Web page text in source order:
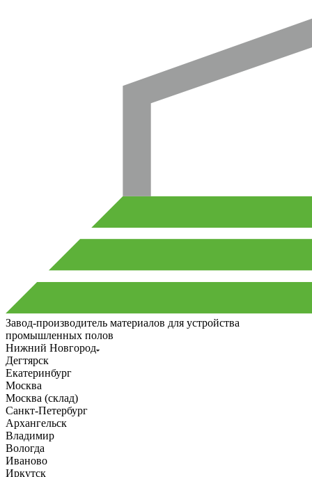
Завод-производитель материалов для устройства
промышленных полов
Нижний Новгород
Дегтярск
Екатеринбург
Москва
Москва (склад)
Санкт-Петербург
Архангельск
Владимир
Вологда
Иваново
Иркутск